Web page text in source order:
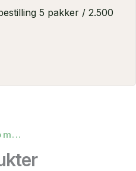
5 pakker / 2.500